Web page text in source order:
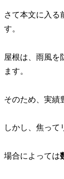
さて本文に入る
す。
屋根は、雨風を
ます。
そのため、実績
しかし、焦って
場合によっては